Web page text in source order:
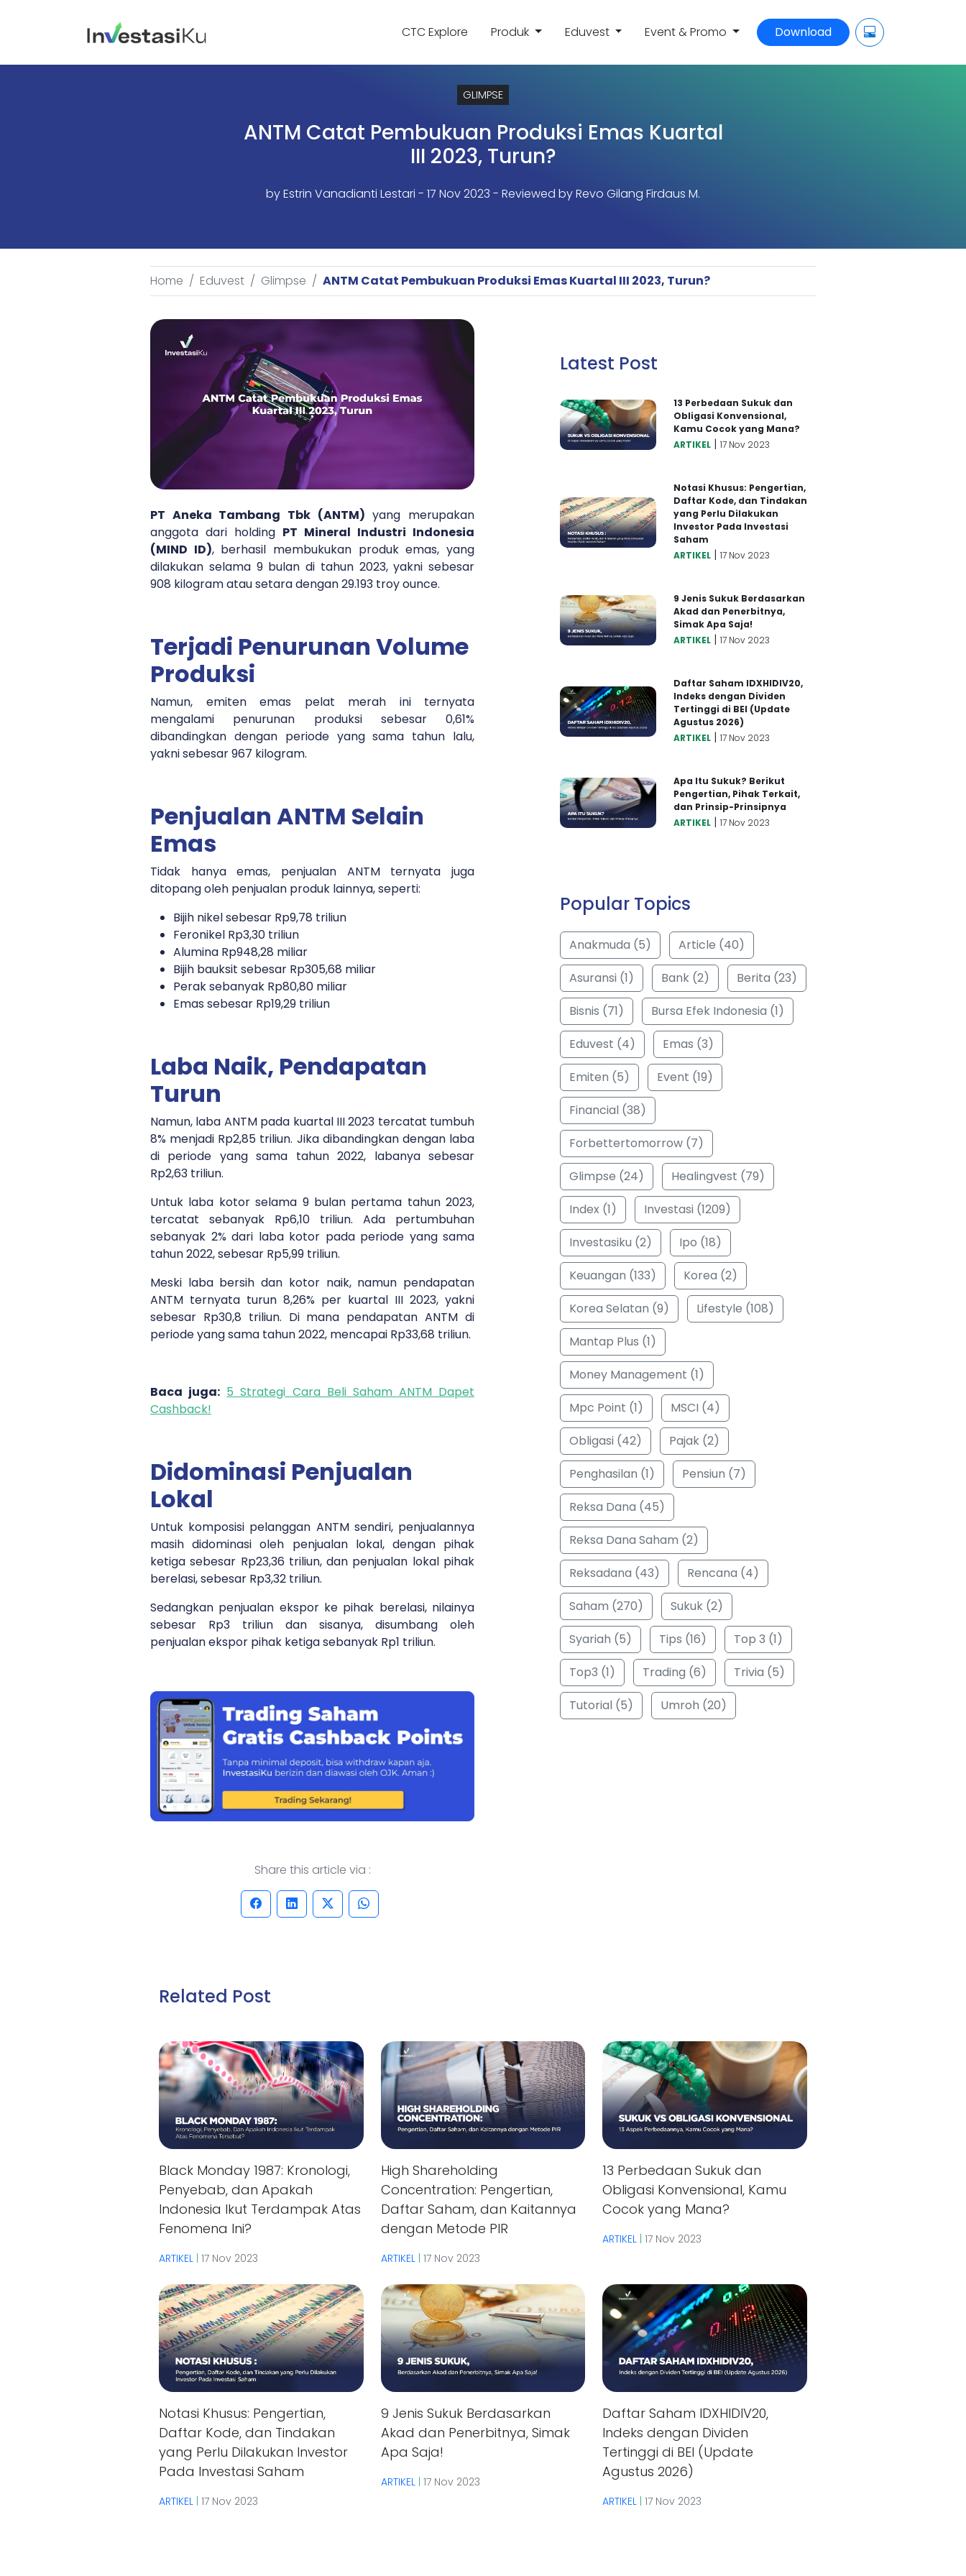
CTC Explore Produk Eduvest Event & Promo Download
GLIMPSE
ANTM Catat Pembukuan Produksi Emas Kuartal
III 2023, Turun?
byEstrin Vanadianti Lestari - 17 Nov 2023 - Reviewed by Revo Gilang Firdaus M.
Home Eduvest Glimpse ANTM Catat Pembukuan Produksi Emas Kuartal III 2023, Turun?
PT Aneka Tambang Tbk (ANTM) yang merupakan
anggota dari holding PT Mineral Industri Indonesia
(MIND ID), berhasil membukukan produk emas, yang
dilakukan selama 9 bulan di tahun 2023, yakni sebesar
908 kilogram atau setara dengan 29.193 troy ounce.
Terjadi Penurunan Volume
Produksi
Namun, emiten emas pelat merah ini ternyata
mengalami penurunan produksi sebesar 0,61%
dibandingkan dengan periode yang sama tahun lalu,
yakni sebesar 967 kilogram.
Penjualan ANTM Selain
Emas
Tidak hanya emas, penjualan ANTM ternyata juga
ditopang oleh penjualan produk lainnya, seperti:
Bijih nikel sebesar Rp9,78 triliun
Feronikel Rp3,30 triliun
Alumina Rp948,28 miliar
Bijih bauksit sebesar Rp305,68 miliar
Perak sebanyak Rp80,80 miliar
Emas sebesar Rp19,29 triliun
Laba Naik, Pendapatan
Turun
Namun, laba ANTM pada kuartal III 2023 tercatat tumbuh
8% menjadi Rp2,85 triliun. Jika dibandingkan dengan laba
di periode yang sama tahun 2022, labanya sebesar
Rp2,63 triliun.
Untuk laba kotor selama 9 bulan pertama tahun 2023,
tercatat sebanyak Rp6,10 triliun. Ada pertumbuhan
sebanyak 2% dari laba kotor pada periode yang sama
tahun 2022, sebesar Rp5,99 triliun.
Meski laba bersih dan kotor naik, namun pendapatan
ANTM ternyata turun 8,26% per kuartal III 2023, yakni
sebesar Rp30,8 triliun. Di mana pendapatan ANTM di
periode yang sama tahun 2022, mencapai Rp33,68 triliun.
Baca juga: 5 Strategi Cara Beli Saham ANTM Dapet
Cashback!
Didominasi Penjualan
Lokal
Untuk komposisi pelanggan ANTM sendiri, penjualannya
masih didominasi oleh penjualan lokal, dengan pihak
ketiga sebesar Rp23,36 triliun, dan penjualan lokal pihak
berelasi, sebesar Rp3,32 triliun.
Sedangkan penjualan ekspor ke pihak berelasi, nilainya
sebesar Rp3 triliun dan sisanya, disumbang oleh
penjualan ekspor pihak ketiga sebanyak Rp1 triliun.
Share this article via :
Latest Post
13 Perbedaan Sukuk dan
Obligasi Konvensional,
Kamu Cocok yang Mana?
ARTIKEL |17 Nov 2023
Notasi Khusus: Pengertian,
Daftar Kode, dan Tindakan
yang Perlu Dilakukan
Investor Pada Investasi
Saham
ARTIKEL |17 Nov 2023
9 Jenis Sukuk Berdasarkan
Akad dan Penerbitnya,
Simak Apa Saja!
ARTIKEL |17 Nov 2023
Daftar Saham IDXHIDIV20,
Indeks dengan Dividen
Tertinggi di BEI (Update
Agustus 2026)
ARTIKEL |17 Nov 2023
Apa Itu Sukuk? Berikut
Pengertian, Pihak Terkait,
dan Prinsip-Prinsipnya
ARTIKEL |17 Nov 2023
Popular Topics
Anakmuda (5)
Article (40)
Asuransi (1)
Bank (2)
Berita (23)
Bisnis (71)
Bursa Efek Indonesia (1)
Eduvest (4)
Emas (3)
Emiten (5)
Event (19)
Financial (38)
Forbettertomorrow (7)
Glimpse (24)
Healingvest (79)
Index (1)
Investasi (1209)
Investasiku (2)
Ipo (18)
Keuangan (133)
Korea (2)
Korea Selatan (9)
Lifestyle (108)
Mantap Plus (1)
Money Management (1)
Mpc Point (1)
MSCI (4)
Obligasi (42)
Pajak (2)
Penghasilan (1)
Pensiun (7)
Reksa Dana (45)
Reksa Dana Saham (2)
Reksadana (43)
Rencana (4)
Saham (270)
Sukuk (2)
Syariah (5)
Tips (16)
Top 3 (1)
Top3 (1)
Trading (6)
Trivia (5)
Tutorial (5)
Umroh (20)
Related Post
Black Monday 1987: Kronologi,
Penyebab, dan Apakah
Indonesia Ikut Terdampak Atas
Fenomena Ini?
ARTIKEL 17 Nov 2023
High Shareholding
Concentration: Pengertian,
Daftar Saham, dan Kaitannya
dengan Metode PIR
ARTIKEL| 17 Nov 2023
13 Perbedaan Sukuk dan
Obligasi Konvensional, Kamu
Cocok yang Mana?
ARTIKEL |17 Nov 2023
Notasi Khusus: Pengertian,
Daftar Kode, dan Tindakan
yang Perlu Dilakukan Investor
Pada Investasi Saham
ARTIKEL | 17 Nov 2023
9 Jenis Sukuk Berdasarkan
Akad dan Penerbitnya, Simak
Apa Saja!
ARTIKEL| 17 Nov 2023
Daftar Saham IDXHIDIV20,
Indeks dengan Dividen
Tertinggi di BEI (Update
Agustus 2026)
ARTIKEL |17 Nov 2023